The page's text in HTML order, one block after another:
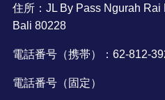
住所：JL By Pass Ngurah Rai
Bali 80228
電話番号（携帯）：62-812-
電話番号（固定）